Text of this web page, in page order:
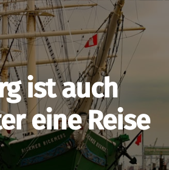
ist auch
eine Reise